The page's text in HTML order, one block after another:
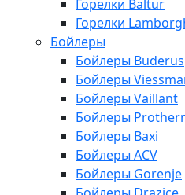
Горелки Baltur
Горелки
Бойлеры
Бойлеры Buderus
Бойлеры
Бойлеры Vaillant
Бойлеры
Бойлеры Baxi
Бойлеры ACV
Бойлеры Gorenje